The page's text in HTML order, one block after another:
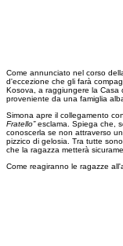
Come annunciato nel corso
d'eccezione che gli farà
Kosova, a raggiungere la Casa
proveniente da una famiglia
Simona apre il collegamento
Fratello”esclama. Spiega che,
conoscerla se non attraverso
pizzico di gelosia. Tra tutte
che la ragazza metterà
Come reagiranno le ragazze